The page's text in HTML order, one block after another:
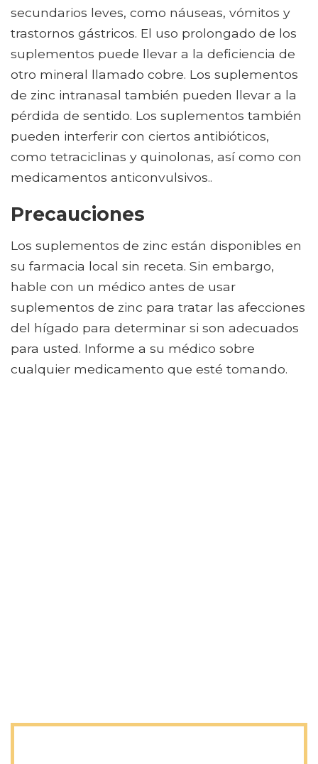
secundarios leves, como náuseas, vómitos y
trastornos gástricos. El uso prolongado de los
suplementos puede llevar a la deficiencia de
otro mineral llamado cobre. Los suplementos
de zinc intranasal también pueden llevar a la
pérdida de sentido. Los suplementos también
pueden interferir con ciertos antibióticos,
como tetraciclinas y quinolonas, así como con
medicamentos anticonvulsivos..
Precauciones
Los suplementos de zinc están disponibles en
su farmacia local sin receta. Sin embargo,
hable con un médico antes de usar
suplementos de zinc para tratar las afecciones
del hígado para determinar si son adecuados
para usted. Informe a su médico sobre
cualquier medicamento que esté tomando.